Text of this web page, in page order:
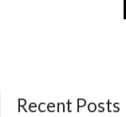
Recent Posts